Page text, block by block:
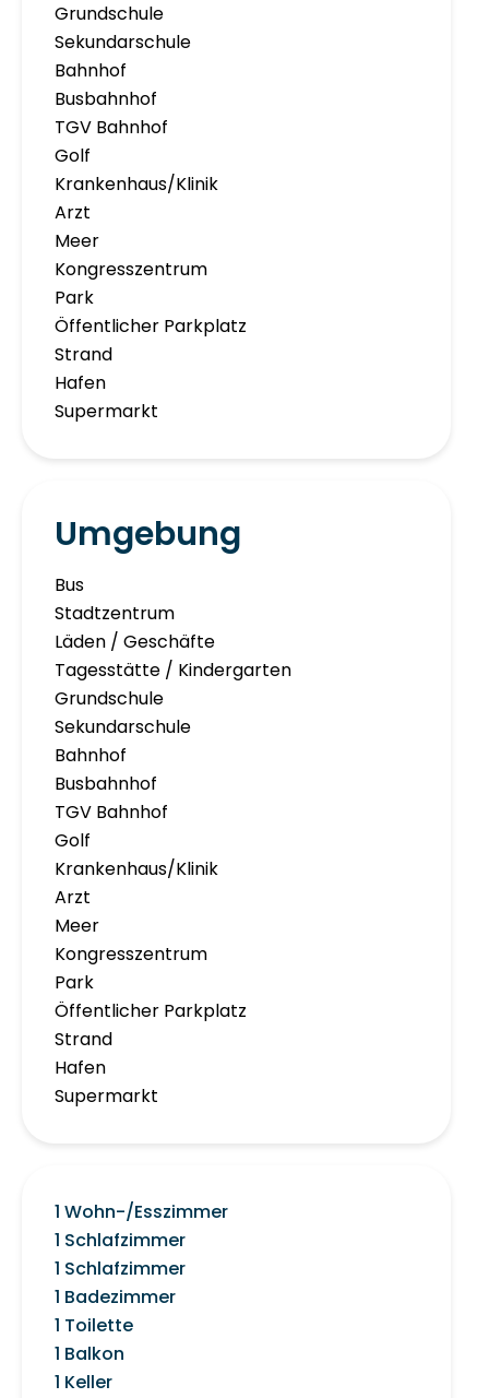
Grundschule
Sekundarschule
Bahnhof
Busbahnhof
TGV Bahnhof
Golf
Krankenhaus/Klinik
Arzt
Meer
Kongresszentrum
Park
Öffentlicher Parkplatz
Strand
Hafen
Supermarkt
Umgebung
Bus
Stadtzentrum
Läden / Geschäfte
Tagesstätte / Kindergarten
Grundschule
Sekundarschule
Bahnhof
Busbahnhof
TGV Bahnhof
Golf
Krankenhaus/Klinik
Arzt
Meer
Kongresszentrum
Park
Öffentlicher Parkplatz
Strand
Hafen
Supermarkt
1 Wohn-/Esszimmer
1 Schlafzimmer
1 Schlafzimmer
1 Badezimmer
1 Toilette
1 Balkon
1 Keller